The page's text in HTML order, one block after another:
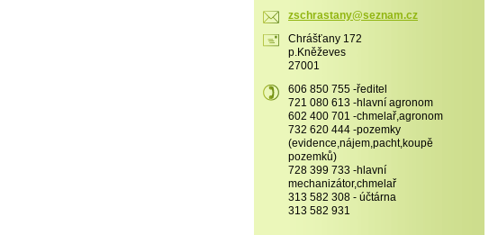
zschrastany@seznam.cz
Chrášťany 172
p.Kněževes
27001
606 850 755 -ředitel
721 080 613 -hlavní agronom
602 400 701 -chmelař,agronom
732 620 444 -pozemky
(evidence,nájem,pacht,koupě
pozemků)
728 399 733 -hlavní
mechanizátor,chmelař
313 582 308 - účtárna
313 582 931